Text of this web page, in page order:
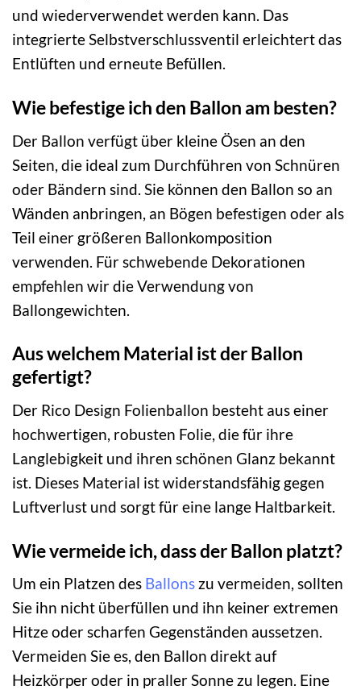
und wiederverwendet werden kann. Das
integrierte Selbstverschlussventil erleichtert das
Entlüften und erneute Befüllen.
Wie befestige ich den Ballon am besten?
Der Ballon verfügt über kleine Ösen an den
Seiten, die ideal zum Durchführen von Schnüren
oder Bändern sind. Sie können den Ballon so an
Wänden anbringen, an Bögen befestigen oder als
Teil einer größeren Ballonkomposition
verwenden. Für schwebende Dekorationen
empfehlen wir die Verwendung von
Ballongewichten.
Aus welchem Material ist der Ballon
gefertigt?
Der Rico Design Folienballon besteht aus einer
hochwertigen, robusten Folie, die für ihre
Langlebigkeit und ihren schönen Glanz bekannt
ist. Dieses Material ist widerstandsfähig gegen
Luftverlust und sorgt für eine lange Haltbarkeit.
Wie vermeide ich, dass der Ballon platzt?
Um ein Platzen des Ballons zu vermeiden, sollten
Sie ihn nicht überfüllen und ihn keiner extremen
Hitze oder scharfen Gegenständen aussetzen.
Vermeiden Sie es, den Ballon direkt auf
Heizkörper oder in praller Sonne zu legen. Eine